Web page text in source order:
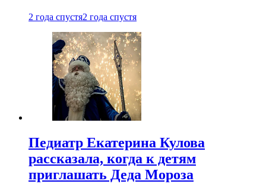
2 года спустя2 года спустя
Педиатр Екатерина Кулова
рассказала, когда к детям
приглашать Деда Мороза